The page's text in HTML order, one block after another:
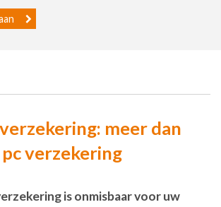
meer dan
verzekering
is onmisbaar voor uw